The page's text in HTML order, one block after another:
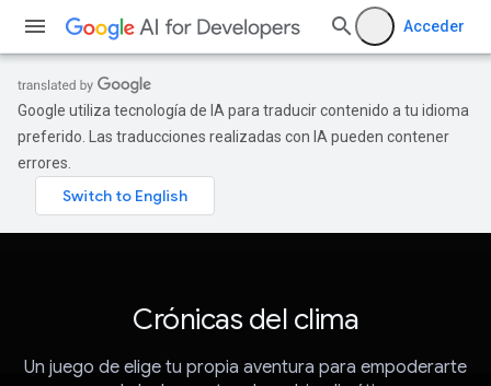
Acceder
Google utiliza tecnología de IA para traducir contenido a tu idioma
preferido. Las traducciones realizadas con IA pueden contener
errores.
Crónicas del clima
Un juego de elige tu propia aventura para empoderarte